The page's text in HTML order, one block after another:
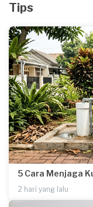
Tips
5 Cara Menjaga
2 hari yang lalu